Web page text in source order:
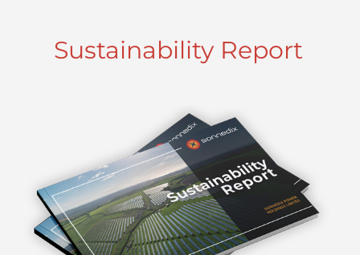
Sustainability Report